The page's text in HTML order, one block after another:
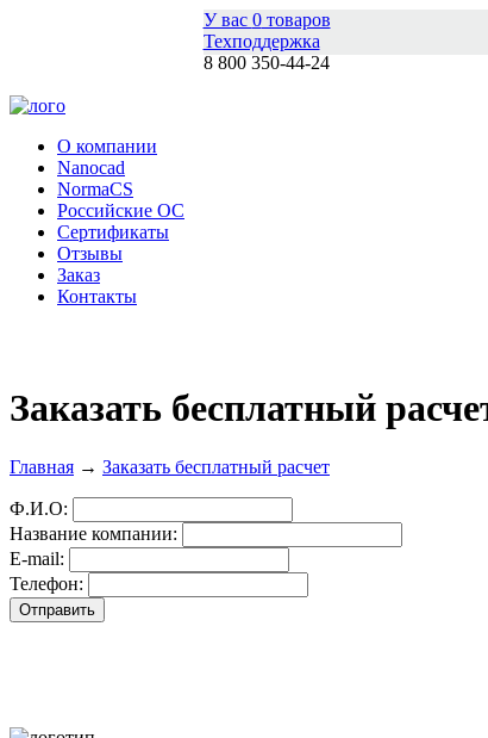
У вас 0товаров
Техподдержка
8 800 350-44-24
О компании
Nanocad
NormaCS
Российские ОС
Сертификаты
Отзывы
Заказ
Контакты
Заказать бесплатный
Главная → Заказать бесплатный расчет
Ф.И.О:
Название компании:
E-mail:
Телефон: